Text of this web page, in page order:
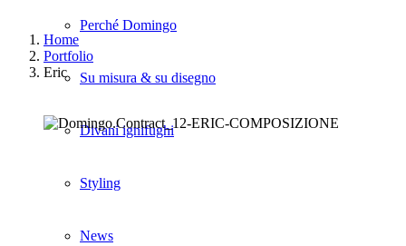
Perché Domingo
Su misura & su disegno
Divani ignifughi
Styling
News
Home
Portfolio
Eric